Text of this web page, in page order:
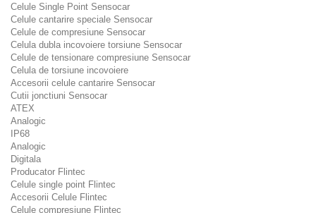
Celule Single Point Sensocar
Celule cantarire speciale Sensocar
Celule de compresiune Sensocar
Celula dubla incovoiere torsiune Sensocar
Celule de tensionare compresiune Sensocar
Celula de torsiune incovoiere
Accesorii celule cantarire Sensocar
Cutii jonctiuni Sensocar
ATEX
Analogic
IP68
Analogic
Digitala
Producator Flintec
Celule single point Flintec
Accesorii Celule Flintec
Celule compresiune Flintec